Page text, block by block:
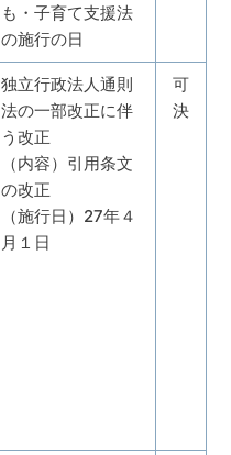
も・子育て支援法
の施行の日
独立行政法人通則
法の一部改正に伴
う改正
（内容）引用条文
の改正
（施行日）27年４
月１日
可
決